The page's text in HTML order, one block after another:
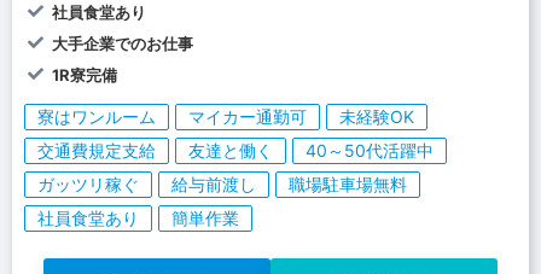
社員食堂あり
大手企業でのお仕事
1R寮完備
寮はワンルーム マイカー通勤可
未経験OK
交通費規定支給
友達と働く
40～50代活躍中
ガッツリ稼ぐ
給与前渡し
職場駐車場無料
社員食堂あり
簡単作業